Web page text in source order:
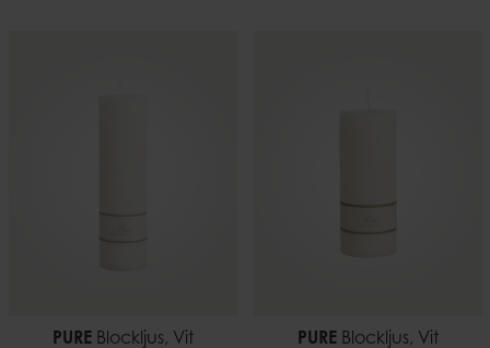
PUREBlockljus, Vit PUREBlockljus, Vit